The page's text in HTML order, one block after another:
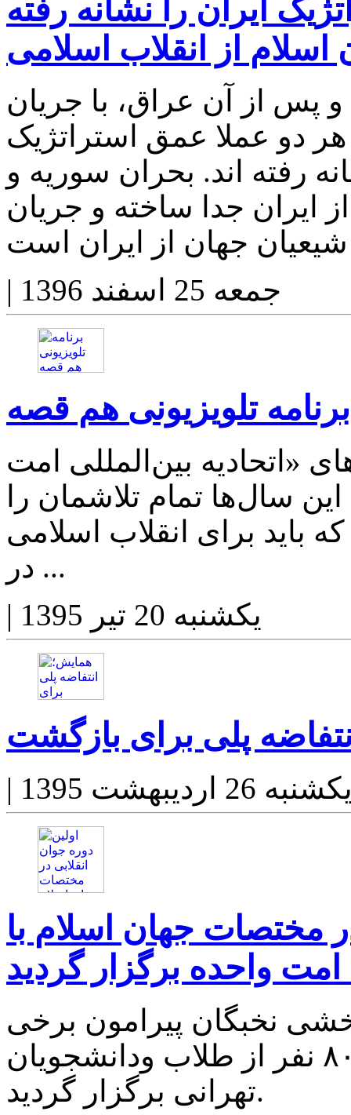
اسلام از انقلاب اسلامی
پس از آن عراق، با جریان
دو عملا عمق استراتژیک
رفته اند. بحران سوریه و
ایران جدا ساخته و جریان
| جمعه 25 اسفند 1396
برنامه تلویزیونی هم قصه
بین‌المللی امت
سال‌ها تمام تلاشمان را
باید برای انقلاب اسلامی
در ...
|
یکشنبه 20 تیر 1395
پلی برای بازگشت
| 26 اردیبهشت 1395
مختصات جهان اسلام با
امت واحده برگزار گردید
نخبگان پیرامون برخی
از مسائل جهان اسلام برای ۸۰ نفر از طلاب ودانشجویان
تهرانی برگزار گردید.